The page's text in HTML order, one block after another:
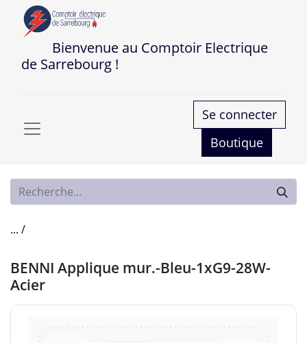
Bienvenue au Comptoir Electrique
de Sarrebourg !
Se connecter
Boutique
... /
BENNI Applique mur.-Bleu-1xG9-28W-
Acier